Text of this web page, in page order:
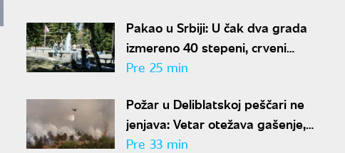
Pakao u Srbiji: U čak dva grada
izmereno 40 stepeni, crveni
meteo-alarm i dalje na snazi
Pre 25 min
Požar u Deliblatskoj peščari ne
jenjava: Vetar otežava gašenje,
angažovani helikopteri MUP-a
Pre 33 min